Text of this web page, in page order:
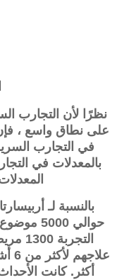
نظرًا لأن التجارب
على نطاق واسع ،
في التجارب
بالمعدلات في
بالنسبة لـ
حوالي
أكثر. كانت